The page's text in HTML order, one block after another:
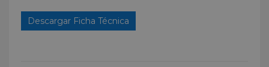
Descargar Ficha Técnica